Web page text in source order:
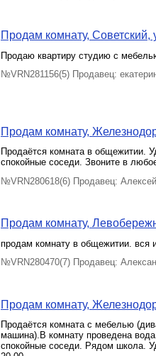
Продам комнату, Советский,
Продаю квартиру студию с
№VRN281156(5) Продавец:
Продам комнату,
Продаётся комната в общежитии.
спокойные соседи. Звоните в
№VRN280618(6) Продавец:
Продам комнату,
продам комнату в общежитии. вся
№VRN280470(7) Продавец:
Продам комнату,
Продаётся комната с мебелью
машина).В комнату проведена
спокойные соседи. Рядом школа.